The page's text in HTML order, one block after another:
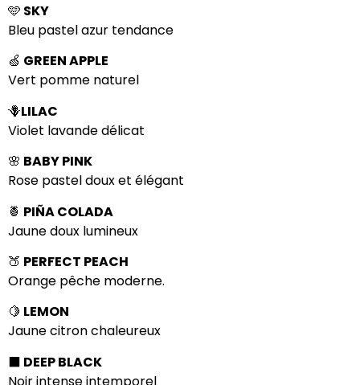
🩵 SKY
Bleu pastel azur tendance
🍏 GREEN APPLE
Vert pomme naturel
🪻LILAC
Violet lavande délicat
🌸 BABY PINK
Rose pastel doux et élégant
🍍 PIÑA COLADA
Jaune doux lumineux
🍑 PERFECT PEACH
Orange pêche moderne.
🍋 LEMON
Jaune citron chaleureux
⬛️ DEEP BLACK
Noir intense intemporel